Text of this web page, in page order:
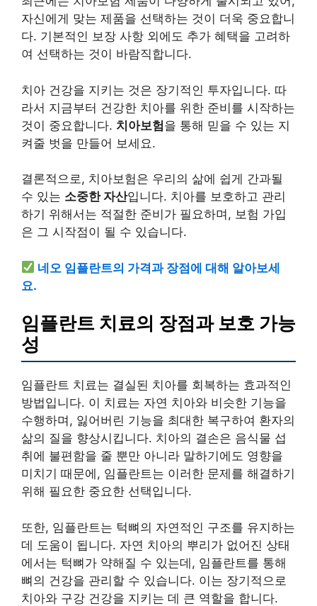
자신에게 맞는 제품을 선택하는 것이 더욱 중요합니
다. 기본적인 보장 사항 외에도 추가 혜택을 고려하
여 선택하는 것이 바람직합니다.
치아 건강을 지키는 것은 장기적인 투자입니다. 따
라서 지금부터 건강한 치아를 위한 준비를 시작하는
것이 중요합니다. 치아보험을 통해 믿을 수 있는 지
켜줄 벗을 만들어 보세요.
결론적으로, 치아보험은 우리의 삶에 쉽게 간과될
수 있는 소중한 자산입니다. 치아를 보호하고 관리
하기 위해서는 적절한 준비가 필요하며, 보험 가입
은 그 시작점이 될 수 있습니다.
네오 임플란트의 가격과 장점에 대해 알아보세
요.
임플란트 치료의 장점과 보호 가능
성
임플란트 치료는 결실된 치아를 회복하는 효과적인
방법입니다. 이 치료는 자연 치아와 비슷한 기능을
수행하며, 잃어버린 기능을 최대한 복구하여 환자의
삶의 질을 향상시킵니다. 치아의 결손은 음식물 섭
취에 불편함을 줄 뿐만 아니라 말하기에도 영향을
미치기 때문에, 임플란트는 이러한 문제를 해결하기
위해 필요한 중요한 선택입니다.
또한, 임플란트는 턱뼈의 자연적인 구조를 유지하는
데 도움이 됩니다. 자연 치아의 뿌리가 없어진 상태
에서는 턱뼈가 약해질 수 있는데, 임플란트를 통해
뼈의 건강을 관리할 수 있습니다. 이는 장기적으로
치아와 구강 건강을 지키는 데 큰 역할을 합니다.